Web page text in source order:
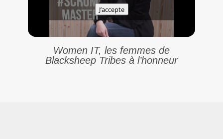
J’accepte
Women IT, les femmes de
Blacksheep Tribes à l’honneur